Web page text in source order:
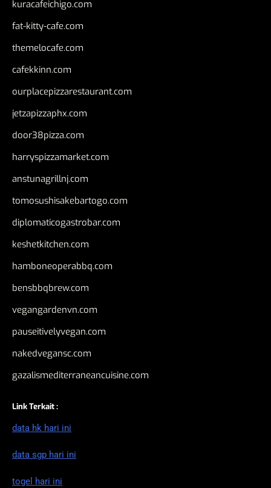
kuracafeichigo.com
fat-kitty-cafe.com
themelocafe.com
cafekkinn.com
ourplacepizzarestaurant.com
jetzapizzaphx.com
door38pizza.com
harryspizzamarket.com
anstunagrillnj.com
tomosushisakebartogo.com
diplomaticogastrobar.com
keshetkitchen.com
hamboneoperabbq.com
bensbbqbrew.com
vegangardenvn.com
pauseitivelyvegan.com
nakedvegansc.com
gazalismediterraneancuisine.com
Link Terkait :
data hk hari ini
data sgp hari ini
togel hari ini